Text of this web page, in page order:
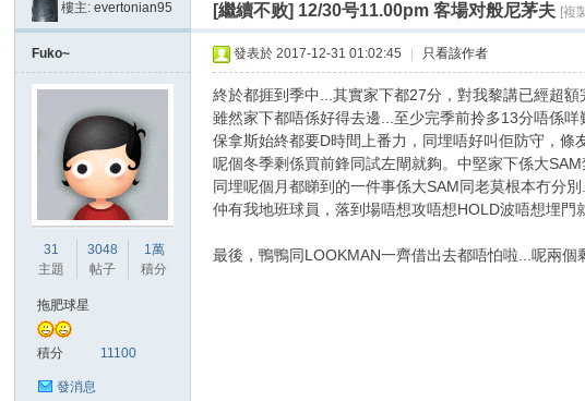
索
» › › ›
樓主:evertonian95 [繼續不败] 12/30号11.00pm 客場对般尼茅夫 [複
Fuko~
31
主題
3048
帖子
1萬
積分
拖肥球星
積分 11100
發消息
發表於 2017-12-31 01:02:45 只看該作者
終於都捱到季中...其實家下都27分，對我黎講已經超額
雖然家下都唔係好得去邊...至少完季前拎多13分唔係
保拿斯始終都要D時間上番力，同埋唔好叫佢防守，條
呢個冬季剩係買前鋒同試左閘就夠。中堅家下係大
同埋呢個月都睇到的一件事係大SAM同老莫根本冇分
仲有我地班球員，落到場唔想攻唔想HOLD波唔想埋門
最後，鴨鴨同LOOKMAN一齊借出去都唔怕啦...呢兩個